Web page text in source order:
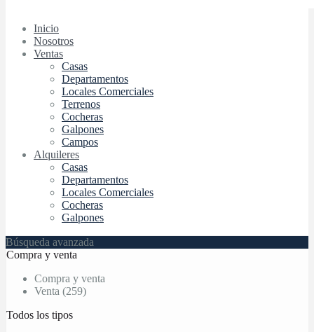
Inicio
Nosotros
Ventas
Casas
Departamentos
Locales Comerciales
Terrenos
Cocheras
Galpones
Campos
Alquileres
Casas
Departamentos
Locales Comerciales
Cocheras
Galpones
Búsqueda avanzada
Compra y venta
Compra y venta
Venta (259)
Todos los tipos